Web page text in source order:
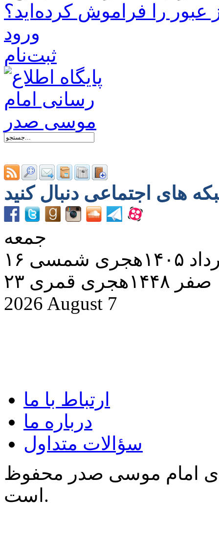
‌عبور را فراموش کرده‌اید؟
ورود
ثبت‌نام
جمعه
شمسی
۲۳ صفر ۱۴۴۸هجری قمری
2026 August 7
ارتباط با ما
درباره ما
سؤالات متداول
امام موسی صدر محفوظ
است.